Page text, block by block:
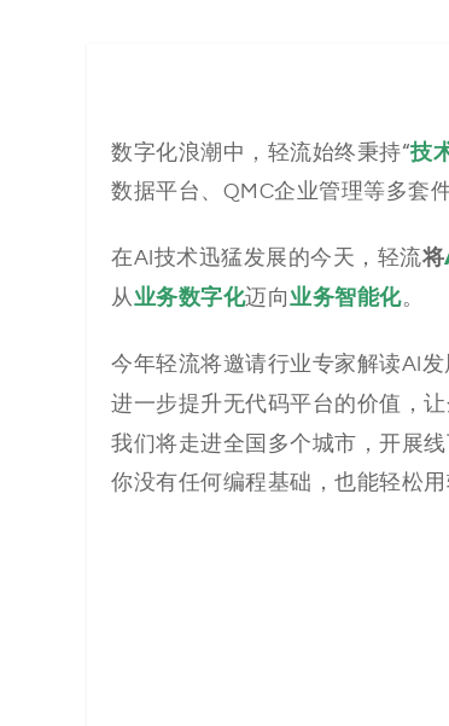
数字化浪潮中，轻流始终秉持“技
数据平台、QMC企业管理等多套
在AI技术迅猛发展的今天，轻流将
从业务数字化迈向业务智能化。
今年轻流将邀请行业专家解读AI
进一步提升无代码平台的价值，
我们将走进全国多个城市，开展
你没有任何编程基础，也能轻松